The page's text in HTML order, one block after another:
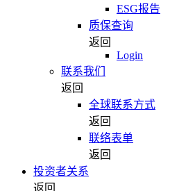
ESG报告
质保查询
返回
Login
联系我们
返回
全球联系方式
返回
联络表单
返回
投资者关系
返回